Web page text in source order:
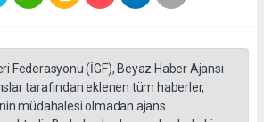
Federasyonu (İGF), Beyaz Haber Ajansı
tarafından eklenen tüm haberler,
müdahalesi olmadan ajans